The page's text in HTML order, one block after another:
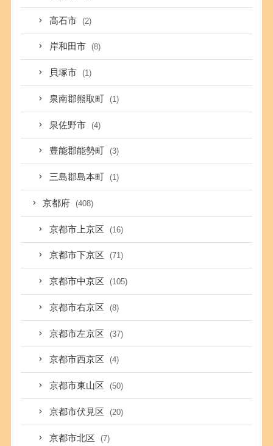
高石市 (2)
岸和田市 (8)
貝塚市 (1)
泉南郡熊取町 (1)
泉佐野市 (4)
豊能郡能勢町 (3)
三島郡島本町 (1)
京都府 (408)
京都市上京区 (16)
京都市下京区 (71)
京都市中京区 (105)
京都市右京区 (8)
京都市左京区 (37)
京都市西京区 (4)
京都市東山区 (50)
京都市伏見区 (20)
京都市北区 (7)